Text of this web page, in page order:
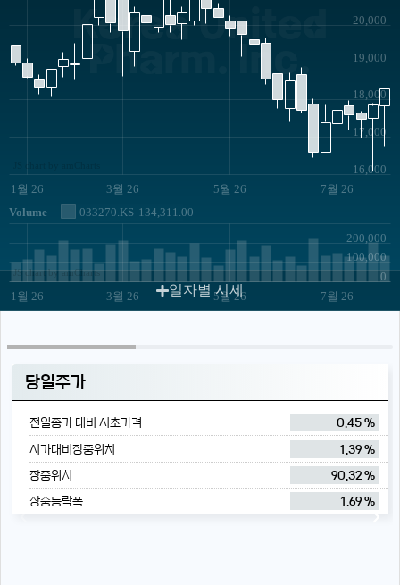
Korea United
Pharm. Inc.
1월 26 3월 26 5월 26 7월 26
16,000
17,000
18,000
19,000
20,000
Volume 033270.KS 134,311.00
1월 26 3월 26 5월 26 7월 26
0
100,000
200,000
JS chart by amCharts
일자별 시세
당일주가
전일종가 대비 시초가격
0.45 %
시가대비장중위치
1.39 %
장중위치
90.32 %
장중등락폭
1.69 %